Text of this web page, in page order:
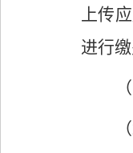
上传
进行
（
（